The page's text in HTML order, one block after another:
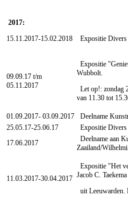
2017:
15.11.2017-15.02.2018
Expositie
09.09.17 t/m
05.11.2017
Expositie
Wubbolt.
Let op!: zondag
van 11.30 tot
01.09.2017- 03.09.2017
Deelname
25.05.17-25.06.17
Expositie Divers
17.06.2017
Deelname aan
Zaailand/
11.03.2017-30.04.2017
Expositie "Het
Jacob C. Taekema
uit Leeuwarden.